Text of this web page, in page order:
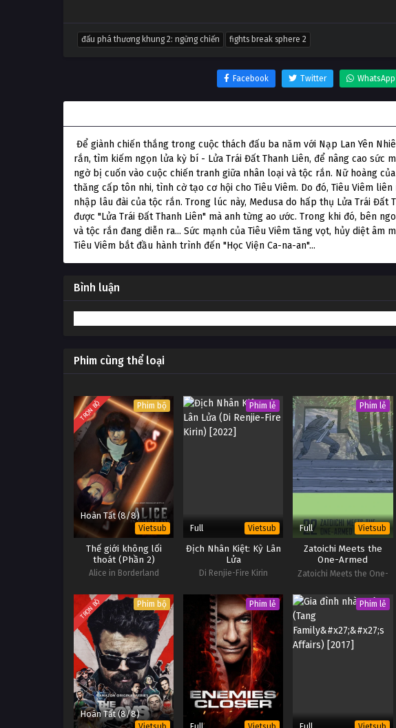
đấu phá thương khung 2: ngừng chiến fights break sphere 2
Facebook Twitter WhatsApp
Để giành chiến thắng trong cuộc thách đấu ba năm với Nạp Lan Yên
rắn, tìm kiếm ngọn lửa kỳ bí - Lửa Trái Đất Thanh Liên, để nâng cao sức
ngờ bị cuốn vào cuộc chiến tranh giữa nhân loại và tộc rắn. Nữ hoàng
thăng cấp tôn nhi, tình cờ tạo cơ hội cho Tiêu Viêm. Do đó, Tiêu Viêm liên
nhập lâu đài của tộc rắn. Trong lúc này, Medusa do hấp thụ Lửa Trái Đất
được "Lửa Trái Đất Thanh Liên" mà anh từng ao ước. Trong khi đó, bên
và tộc rắn đang diễn ra... Sức mạnh của Tiêu Viêm tăng vọt, hủy diệt âm
Tiêu Viêm bắt đầu hành trình đến "Học Viện Ca-na-an"...
Bình luận
Phim cùng thể loại
TRỌN BỘ Phim bộ
Hoàn Tất (8/8)
Vietsub
Thế giới không lối
thoát (Phần 2)
Alice in Borderland
Phim lẻ
Full Vietsub
Địch Nhân Kiệt: Kỳ Lân
Lửa
Di Renjie-Fire Kirin
Phim lẻ
Full Vietsub
Zatoichi Meets the
One-Armed
Swordsman
Zatoichi Meets the One-
TRỌN BỘ Phim bộ
Hoàn Tất (8/8)
Phim lẻ Phim lẻ